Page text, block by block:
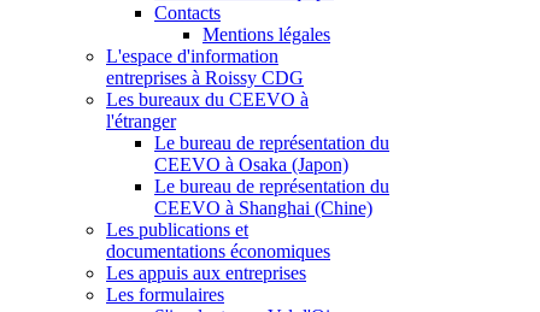
Contacts
Mentions légales
L'espace d'information
entreprises à Roissy CDG
Les bureaux du CEEVO à
l'étranger
Le bureau de représentation du
CEEVO à Osaka (Japon)
Le bureau de représentation du
CEEVO à Shanghai (Chine)
Les publications et
documentations économiques
Les appuis aux entreprises
Les formulaires